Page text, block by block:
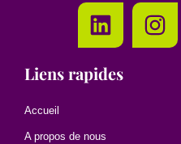
Liens rapides
Accueil
A propos de nous